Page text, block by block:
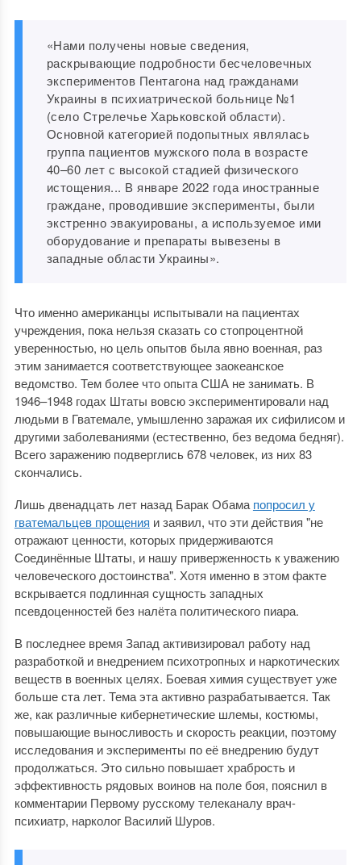
«Нами получены новые сведения,
раскрывающие подробности бесчеловечных
экспериментов Пентагона над гражданами
Украины в психиатрической больнице №1
(село Стрелечье Харьковской области).
Основной категорией подопытных являлась
группа пациентов мужского пола в возрасте
40–60 лет с высокой стадией физического
истощения... В январе 2022 года иностранные
граждане, проводившие эксперименты, были
экстренно эвакуированы, а используемое ими
оборудование и препараты вывезены в
западные области Украины».
Что именно американцы испытывали на пациентах
учреждения, пока нельзя сказать со стопроцентной
уверенностью, но цель опытов была явно военная, раз
этим занимается соответствующее заокеанское
ведомство. Тем более что опыта США не занимать. В
1946–1948 годах Штаты вовсю экспериментировали над
людьми в Гватемале, умышленно заражая их сифилисом и
другими заболеваниями (естественно, без ведома бедняг).
Всего заражению подверглись 678 человек, из них 83
скончались.
Лишь двенадцать лет назад Барак Обама попросил у
гватемальцев прощения и заявил, что эти действия "не
отражают ценности, которых придерживаются
Соединённые Штаты, и нашу приверженность к уважению
человеческого достоинства". Хотя именно в этом факте
вскрывается подлинная сущность западных
псевдоценностей без налёта политического пиара.
В последнее время Запад активизировал работу над
разработкой и внедрением психотропных и наркотических
веществ в военных целях. Боевая химия существует уже
больше ста лет. Тема эта активно разрабатывается. Так
же, как различные кибернетические шлемы, костюмы,
повышающие выносливость и скорость реакции, поэтому
исследования и эксперименты по её внедрению будут
продолжаться. Это сильно повышает храбрость и
эффективность рядовых воинов на поле боя, пояснил в
комментарии Первому русскому телеканалу врач-
психиатр, нарколог Василий Шуров.